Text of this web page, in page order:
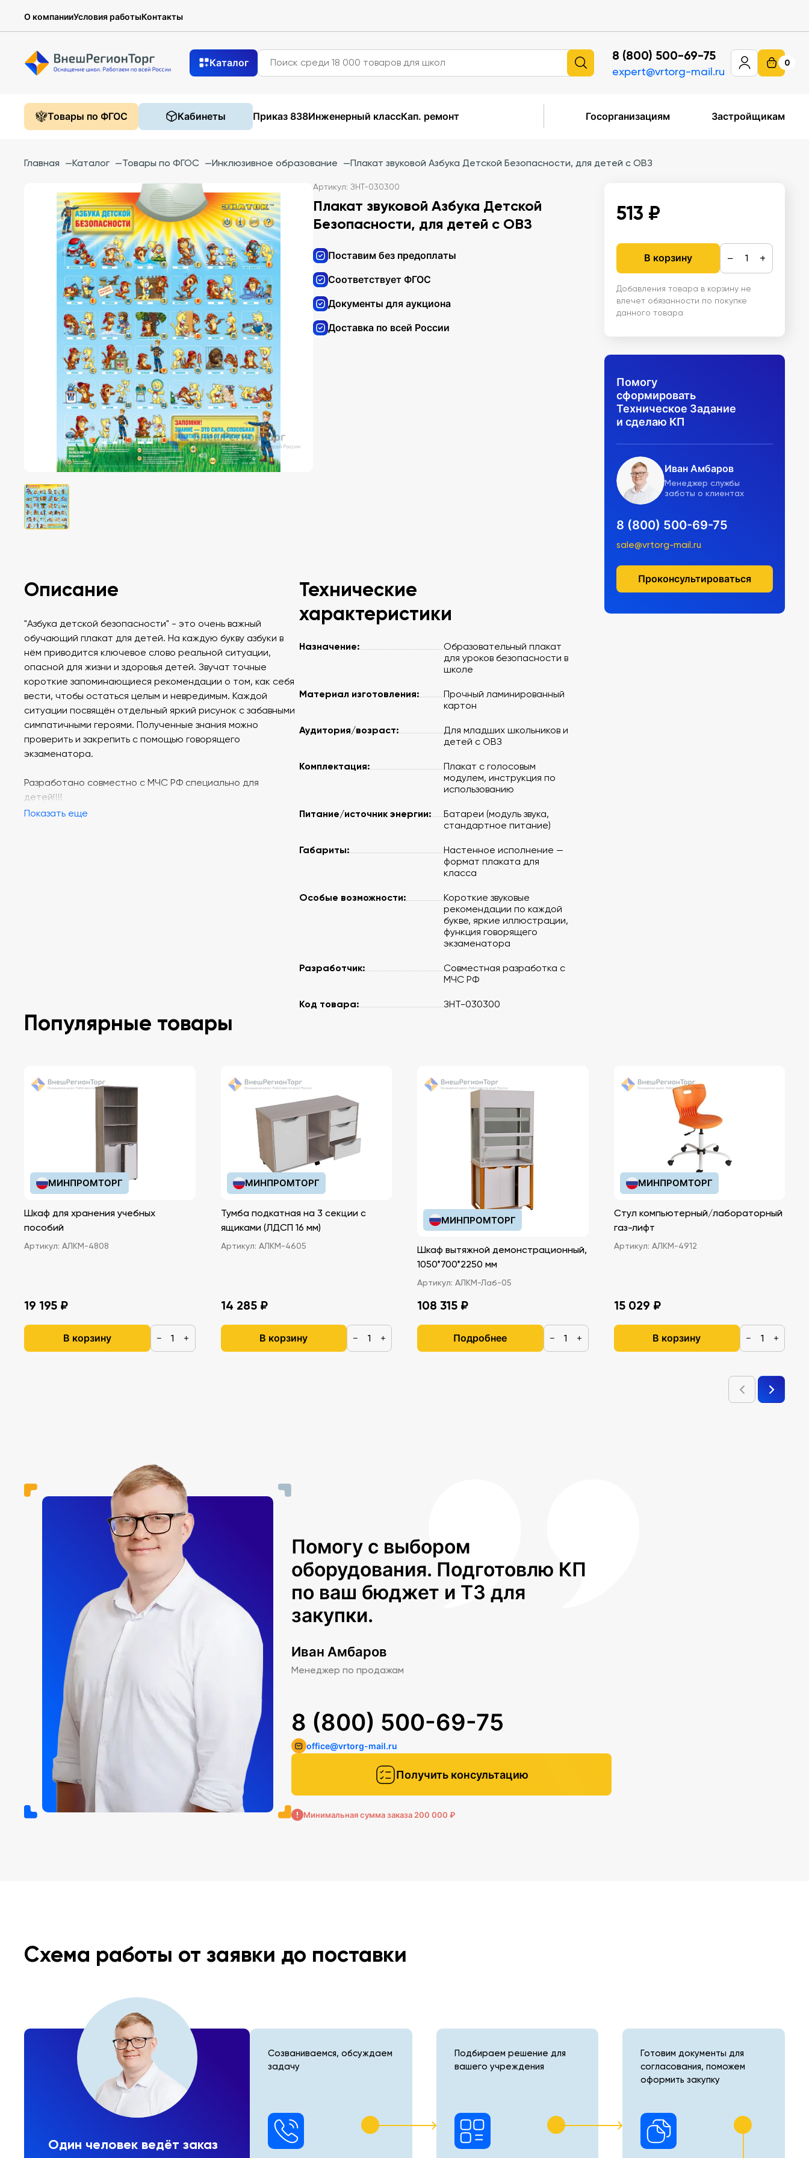
О компанииУсловия работыКонтакты
Каталог 8 (800) 500-69-75
expert@vrtorg-mail.ru
0
Товары по ФГОС Кабинеты Приказ 838Инженерный классКап. ремонт Госорганизациям Застройщикам
Главная —Каталог —Товары по ФГОС —Инклюзивное образование —Плакат звуковой Азбука Детской Безопасности, для детей с ОВЗ
Артикул: ЗНТ-030300
Плакат звуковой Азбука Детской
Безопасности, для детей с ОВЗ
Поставим без предоплаты
Соответствует ФГОС
Документы для аукциона
Доставка по всей России
513 ₽
В корзину − +
Добавления товара в корзину не
влечет обязанности по покупке
данного товара
Помогу
сформировать
Техническое Задание
и сделаю КП
Иван Амбаров
Менеджер службы
заботы о клиентах
8 (800) 500-69-75
sale@vrtorg-mail.ru
Проконсультироваться
Описание
"Азбука детской безопасности" - это очень важный
обучающий плакат для детей. На каждую букву азбуки в
нём приводится ключевое слово реальной ситуации,
опасной для жизни и здоровья детей. Звучат точные
короткие запоминающиеся рекомендации о том, как себя
вести, чтобы остаться целым и невредимым. Каждой
ситуации посвящён отдельный яркий рисунок с забавными
симпатичными героями. Полученные знания можно
проверить и закрепить с помощью говорящего
экзаменатора.
Разработано совместно с МЧС РФ специально для
детей!!!!
Показать еще
Технические
характеристики
Назначение:
Образовательный плакат
для уроков безопасности в
школе
Материал изготовления:
Прочный ламинированный
картон
Аудитория/возраст:
Для младших школьников и
детей с ОВЗ
Комплектация:
Плакат с голосовым
модулем, инструкция по
использованию
Питание/источник энергии:
Батареи (модуль звука,
стандартное питание)
Габариты:
Настенное исполнение —
формат плаката для
класса
Особые возможности:
Короткие звуковые
рекомендации по каждой
букве, яркие иллюстрации,
функция говорящего
экзаменатора
Разработчик:
Совместная разработка с
МЧС РФ
Код товара: ЗНТ-030300
Популярные товары
МИНПРОМТОРГ
Шкаф для хранения учебных
пособий
Артикул: АЛКМ-4808
19 195 ₽
В корзину − +
МИНПРОМТОРГ
Тумба подкатная на 3 секции с
ящиками (ЛДСП 16 мм)
Артикул: АЛКМ-4605
14 285 ₽
В корзину − +
МИНПРОМТОРГ
Шкаф вытяжной демонстрационный,
1050*700*2250 мм
Артикул: АЛКМ-Лаб-05
108 315 ₽
Подробнее − +
МИНПРОМТОРГ
Стул компьютерный/лабораторный
газ-лифт
Артикул: АЛКМ-4912
15 029 ₽
В корзину − +
Помогу с выбором
оборудования. Подготовлю КП
по ваш бюджет и ТЗ для
закупки.
Иван Амбаров
Менеджер по продажам
Получить консультацию
8 (800) 500-69-75
office@vrtorg-mail.ru
Минимальная сумма заказа 200 000 ₽
Схема работы от заявки до поставки
Один человек ведёт заказ
Созваниваемся, обсуждаем
задачу
Подбираем решение для
вашего учреждения
Готовим документы для
согласования, поможем
оформить закупку